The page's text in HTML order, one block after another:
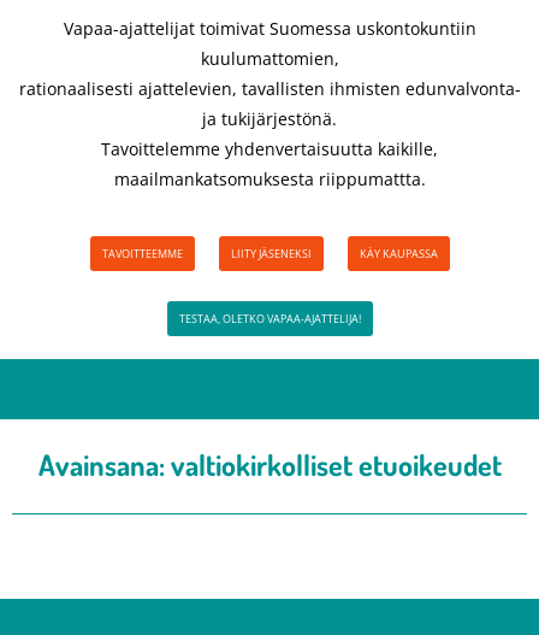
Vapaa-ajattelijat toimivat Suomessa uskontokuntiin
kuulumattomien,
rationaalisesti ajattelevien, tavallisten ihmisten edunvalvonta-
ja tukijärjestönä.
Tavoittelemme yhdenvertaisuutta kaikille,
maailmankatsomuksesta riippumattta.
TAVOITTEEMME LIITY JÄSENEKSI KÄY KAUPASSA
TESTAA, OLETKO VAPAA-AJATTELIJA!
Avainsana:valtiokirkolliset etuoikeudet